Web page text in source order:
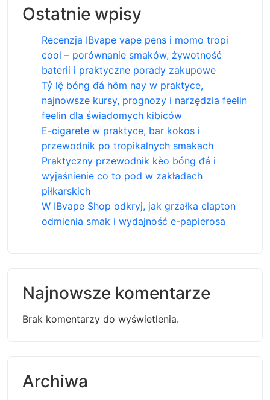
Ostatnie wpisy
Recenzja IBvape vape pens i momo tropi
cool – porównanie smaków, żywotność
baterii i praktyczne porady zakupowe
Tỷ lệ bóng đá hôm nay w praktyce,
najnowsze kursy, prognozy i narzędzia feelin
feelin dla świadomych kibiców
E-cigarete w praktyce, bar kokos i
przewodnik po tropikalnych smakach
Praktyczny przewodnik kèo bóng đá i
wyjaśnienie co to pod w zakładach
piłkarskich
W IBvape Shop odkryj, jak grzałka clapton
odmienia smak i wydajność e-papierosa
Najnowsze komentarze
Brak komentarzy do wyświetlenia.
Archiwa